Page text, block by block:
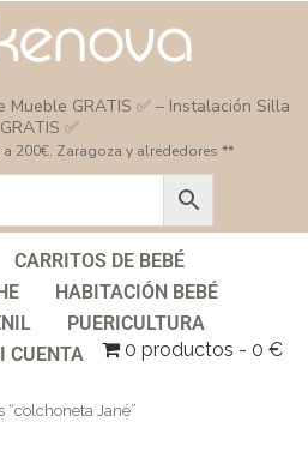
Mueble GRATIS ✅ – Instalación Silla
GRATIS ✅
200€. Zaragoza y alrededores **
CARRITOS DE BEBÉ
HABITACIÓN BEBÉ
PUERICULTURA
CUENTA 0 productos 0 €
Jané”